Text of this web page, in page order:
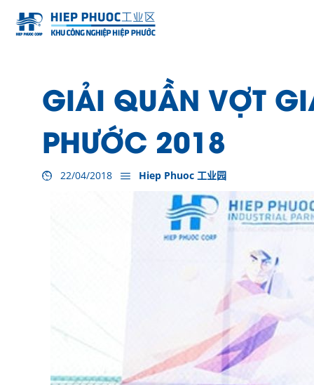
GIẢI QUẦN VỢT
PHƯỚC 2018
22/04/2018 Hiep Phuoc 工业园